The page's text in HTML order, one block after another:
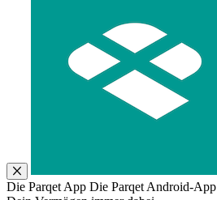
Die Parqet App Die Parqet Android-App